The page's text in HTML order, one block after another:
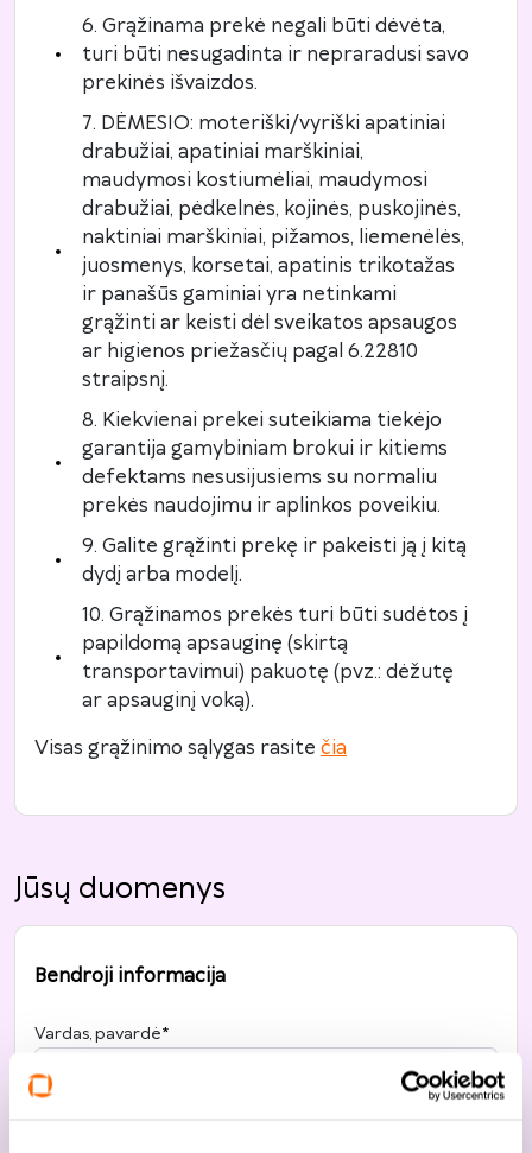
6. Grąžinama prekė negali būti dėvėta,
turi būti nesugadinta ir nepraradusi savo
prekinės išvaizdos.
7. DĖMESIO: moteriški/vyriški apatiniai
drabužiai, apatiniai marškiniai,
maudymosi kostiumėliai, maudymosi
drabužiai, pėdkelnės, kojinės, puskojinės,
naktiniai marškiniai, pižamos, liemenėlės,
juosmenys, korsetai, apatinis trikotažas
ir panašūs gaminiai yra netinkami
grąžinti ar keisti dėl sveikatos apsaugos
ar higienos priežasčių pagal 6.22810
straipsnį.
8. Kiekvienai prekei suteikiama tiekėjo
garantija gamybiniam brokui ir kitiems
defektams nesusijusiems su normaliu
prekės naudojimu ir aplinkos poveikiu.
9. Galite grąžinti prekę ir pakeisti ją į kitą
dydį arba modelį.
10. Grąžinamos prekės turi būti sudėtos į
papildomą apsauginę (skirtą
transportavimui) pakuotę (pvz.: dėžutę
ar apsauginį voką).
Visas grąžinimo sąlygas rasite čia
Jūsų duomenys
Bendroji informacija
Vardas, pavardė*